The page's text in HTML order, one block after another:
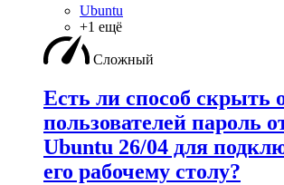
Ubuntu
+1 ещё
Сложный
Есть ли способ скрыть
пользователей пароль
Ubuntu 26/04 для
его рабочему столу?